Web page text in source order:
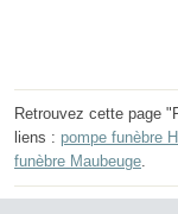
Retrouvez cette page
liens : pompe funèbre
funèbre Maubeuge.